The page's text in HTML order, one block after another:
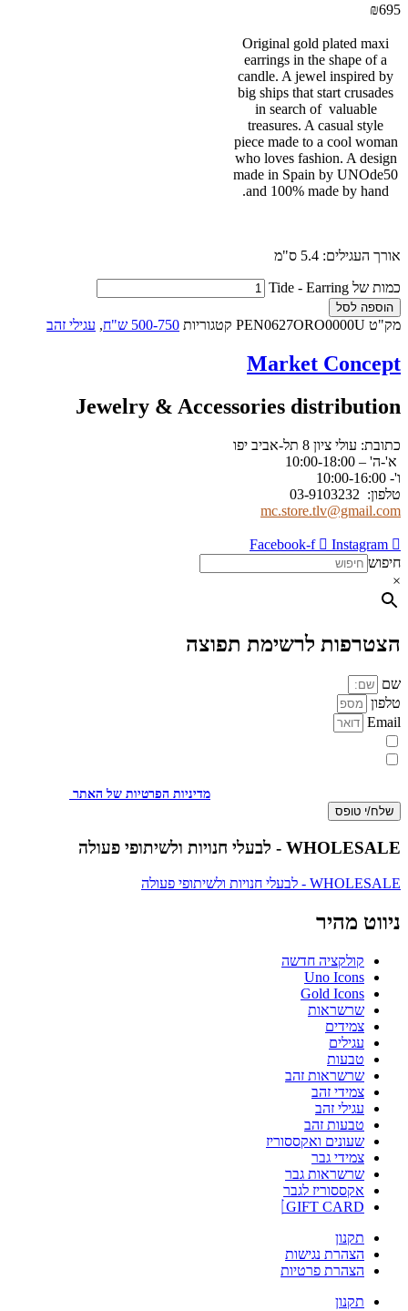
₪695
Original gold plated maxi
earrings in the shape of a
candle. A jewel inspired by
big ships that start crusades
in search of valuable
treasures. A casual style
piece made to a cool woman
who loves fashion. A design
made in Spain by UNOde50
and 100% made by hand.
אורך העגילים: 5.4 ס"מ
כמות של Tide - Earring
הוספה לסל
מק"ט PEN0627ORO0000U קטגוריות 500-750 ש"ח , עגילי זהב
Market Concept
Jewelry & Accessories distribution
כתובת: עולי ציון 8 תל-אביב יפו
א'-ה' – 10:00-18:00
ו'- 10:00-16:00
טלפון: 03-9103232
mc.store.tlv@gmail.com
Facebook-f
Instagram
חיפוש
×
הצטרפות לרשימת תפוצה
שם
טלפון
Email
מדיניות הפרטיות של האתר
שלח/י טופס
WHOLESALE - לבעלי חנויות ולשיתופי פעולה
WHOLESALE - לבעלי חנויות ולשיתופי פעולה
ניווט מהיר
קולקציה חדשה
Uno Icons
Gold Icons
שרשראות
צמידים
עגילים
טבעות
שרשראות זהב
צמידי זהב
עגילי זהב
טבעות זהב
שעונים ואקססוריז
צמידי גבר
שרשראות גבר
אקססוריז לגבר
GIFT CARD
תקנון
הצהרת נגישות
הצהרת פרטיות
תקנון